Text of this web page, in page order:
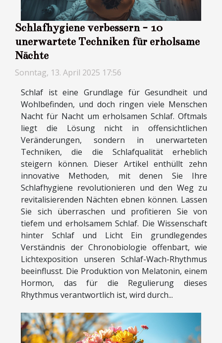
Schlafhygiene verbessern - 10
unerwartete Techniken für erholsame
Nächte
Sonntag, 13. April 2025 17:56
Schlaf ist eine Grundlage für Gesundheit und
Wohlbefinden, und doch ringen viele Menschen
Nacht für Nacht um erholsamen Schlaf. Oftmals
liegt die Lösung nicht in offensichtlichen
Veränderungen, sondern in unerwarteten
Techniken, die die Schlafqualität erheblich
steigern können. Dieser Artikel enthüllt zehn
innovative Methoden, mit denen Sie Ihre
Schlafhygiene revolutionieren und den Weg zu
revitalisierenden Nächten ebnen können. Lassen
Sie sich überraschen und profitieren Sie von
tiefem und erholsamem Schlaf. Die Wissenschaft
hinter Schlaf und Licht Ein grundlegendes
Verständnis der Chronobiologie offenbart, wie
Lichtexposition unseren Schlaf-Wach-Rhythmus
beeinflusst. Die Produktion von Melatonin, einem
Hormon, das für die Regulierung dieses
Rhythmus verantwortlich ist, wird durch...